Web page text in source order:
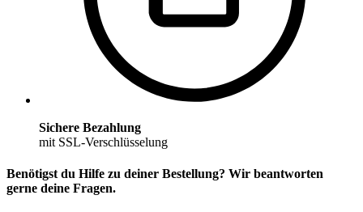
Sichere Bezahlung
mit SSL-Verschlüsselung
Benötigst du Hilfe zu deiner Bestellung? Wir beantworten
gerne deine Fragen.